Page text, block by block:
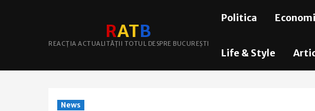
RATB
REACȚIA ACTUALITĂȚII TOTUL DESPRE BUCUREȘTI
Politica
Life & Style
News